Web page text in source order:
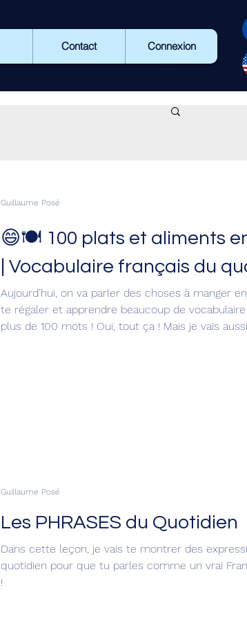
Contact Connexion
😄🍽️ 100 plats et aliments
| Vocabulaire français du
Aujourd’hui, on va parler des choses à manger
te régaler et apprendre beaucoup de
plus de 100 mots ! Oui, tout ça ! Mais je vais
Guillaume Posé
Les PHRASES du Quotidien
Dans cette leçon, je vais te montrer des
quotidien pour que tu parles comme un vrai
!
Guillaume Posé